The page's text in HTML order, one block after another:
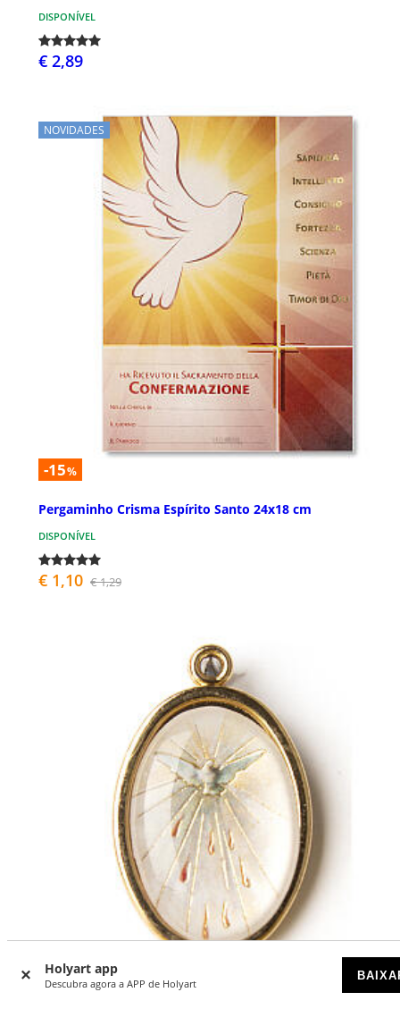
Holyart app
Descubra agora a APP de Holyart
DISPONÍVEL
€ 2,89
NOVIDADES
-15%
Pergaminho Crisma Espírito Santo 24x18 cm
DISPONÍVEL
€ 1,10 € 1,29
-14%